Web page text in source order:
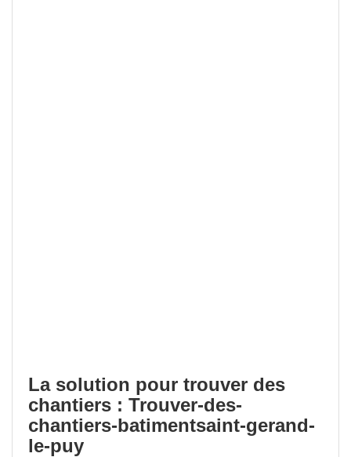
La solution pour trouver des
chantiers : Trouver-des-
chantiers-batimentsaint-gerand-
le-puy